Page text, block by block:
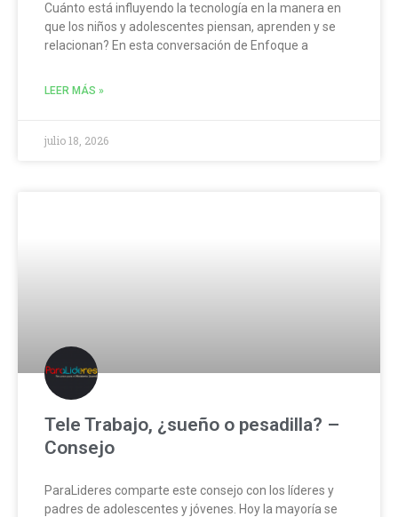
Cuánto está influyendo la tecnología en la manera en
que los niños y adolescentes piensan, aprenden y se
relacionan? En esta conversación de Enfoque a
LEER MÁS »
julio 18, 2026
Tele Trabajo, ¿sueño o pesadilla? –
Consejo
ParaLideres comparte este consejo con los líderes y
padres de adolescentes y jóvenes. Hoy la mayoría se